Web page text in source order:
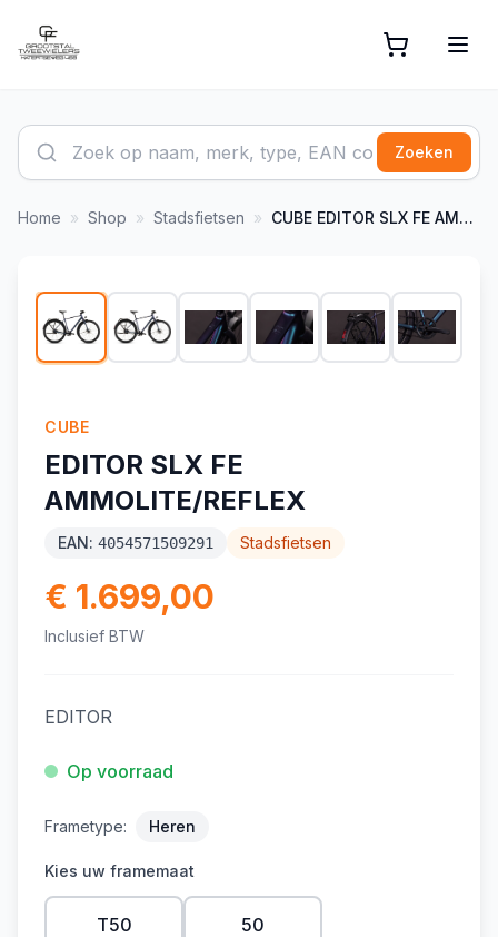
Zoeken
Home » Shop » Stadsfietsen » CUBE EDITOR SLX FE AMMOLITE/REFLEX
CUBE
EDITOR SLX FE
AMMOLITE/REFLEX
EAN: 4054571509291 Stadsfietsen
€ 1.699,00
Inclusief BTW
EDITOR
Op voorraad
Frametype: Heren
Kies uw framemaat
T50 50